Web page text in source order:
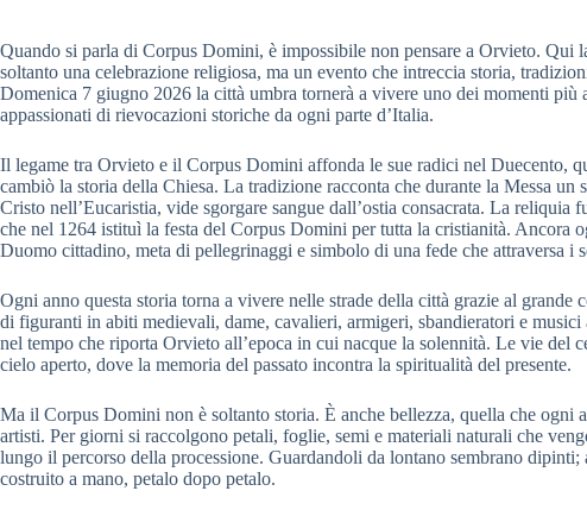
Quando si parla di Corpus Domini, è impossibile non pensare a Orvieto. Qui
soltanto una celebrazione religiosa, ma un evento che intreccia storia,
Domenica 7 giugno 2026 la città umbra tornerà a vivere uno dei momenti più
appassionati di rievocazioni storiche da ogni parte d’Italia.
Il legame tra Orvieto e il Corpus Domini affonda le sue radici nel Duecento,
cambiò la storia della Chiesa. La tradizione racconta che durante la Messa un
Cristo nell’Eucaristia, vide sgorgare sangue dall’ostia consacrata. La
che nel 1264 istituì la festa del Corpus Domini per tutta la cristianità. Ancora
Duomo cittadino, meta di pellegrinaggi e simbolo di una fede che attraversa i
Ogni anno questa storia torna a vivere nelle strade della città grazie al
di figuranti in abiti medievali, dame, cavalieri, armigeri, sbandieratori e
nel tempo che riporta Orvieto all’epoca in cui nacque la solennità. Le vie del
cielo aperto, dove la memoria del passato incontra la spiritualità del presente.
Ma il Corpus Domini non è soltanto storia. È anche bellezza, quella che ogni
artisti. Per giorni si raccolgono petali, foglie, semi e materiali naturali che
lungo il percorso della processione. Guardandoli da lontano sembrano
costruito a mano, petalo dopo petalo.